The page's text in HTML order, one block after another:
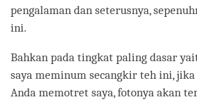
pengalaman dan seterusnya,
ini.
Bahkan pada tingkat paling dasar
saya meminum secangkir teh ini,
Anda memotret saya, fotonya akan